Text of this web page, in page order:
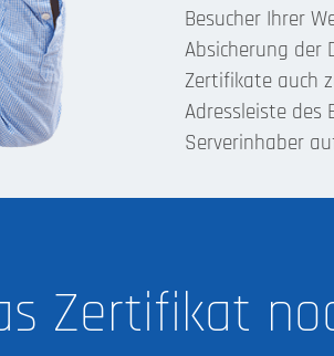
Besucher Ihrer
Absicherung der
Zertifikate auch
Adressleiste des
Serverinhaber
Zertifikat